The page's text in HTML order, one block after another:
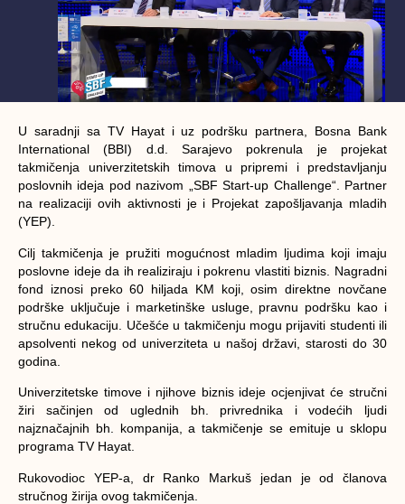
U saradnji sa TV Hayat i uz podršku partnera, Bosna Bank
International (BBI) d.d. Sarajevo pokrenula je projekat
takmičenja univerzitetskih timova u pripremi i predstavljanju
poslovnih ideja pod nazivom „SBF Start-up Challenge“. Partner
na realizaciji ovih aktivnosti je i Projekat zapošljavanja mladih
(YEP).
Cilj takmičenja je pružiti mogućnost mladim ljudima koji imaju
poslovne ideje da ih realiziraju i pokrenu vlastiti biznis. Nagradni
fond iznosi preko 60 hiljada KM koji, osim direktne novčane
podrške uključuje i marketinške usluge, pravnu podršku kao i
stručnu edukaciju. Učešće u takmičenju mogu prijaviti studenti ili
apsolventi nekog od univerziteta u našoj državi, starosti do 30
godina.
Univerzitetske timove i njihove biznis ideje ocjenjivat će stručni
žiri sačinjen od uglednih bh. privrednika i vodećih ljudi
najznačajnih bh. kompanija, a takmičenje se emituje u sklopu
programa TV Hayat.
Rukovodioc YEP-a, dr Ranko Markuš jedan je od članova
stručnog žirija ovog takmičenja.